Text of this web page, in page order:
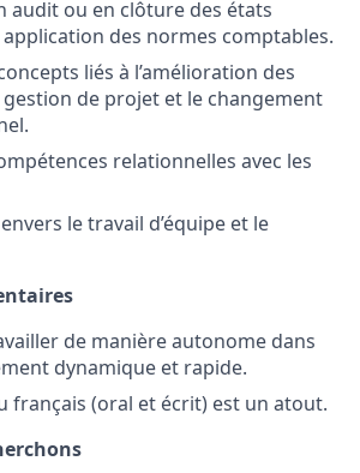
audit ou en clôture des états
des normes comptables.
liés à l’amélioration des
gestion de projet et le changement
relationnelles avec les
le travail d’équipe et le
de manière autonome dans
dynamique et rapide.
français (oral et écrit) est un atout.